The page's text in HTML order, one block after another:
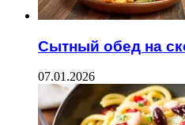
Сытный обед на
07.01.2026